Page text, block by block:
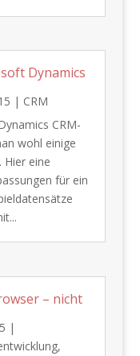
Dynamics
| CRM
CRM-
wohl einige
Hier eine
für ein
– nicht
|
,